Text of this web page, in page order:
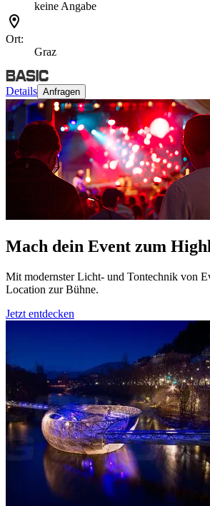
keine Angabe
Ort:
Graz
Details Anfragen
Mach dein Event zum
Mit modernster Licht- und Tontechnik von
Location zur Bühne.
Jetzt entdecken